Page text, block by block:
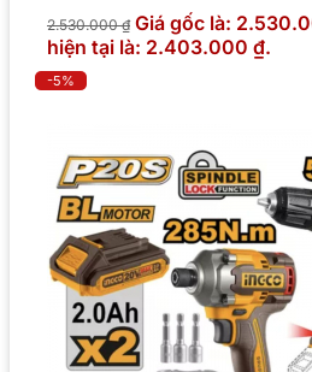
2.530.000₫ Giá gốc là:
hiện tại là: 2.403.000 ₫.
-5%